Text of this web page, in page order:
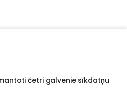
četri galvenie sīkdatņu